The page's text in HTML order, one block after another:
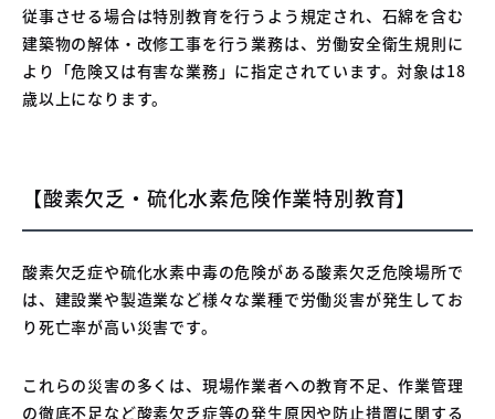
従事させる場合は特別教育を行うよう規定され、石綿を含む
建築物の解体・改修工事を行う業務は、労働安全衛生規則に
より「危険又は有害な業務」に指定されています。対象は18
歳以上になります。
【酸素欠乏・硫化水素危険作業特別教育】
酸素欠乏症や硫化水素中毒の危険がある酸素欠乏危険場所で
は、建設業や製造業など様々な業種で労働災害が発生してお
り死亡率が高い災害です。
これらの災害の多くは、現場作業者への教育不足、作業管理
の徹底不足など酸素欠乏症等の発生原因や防止措置に関する